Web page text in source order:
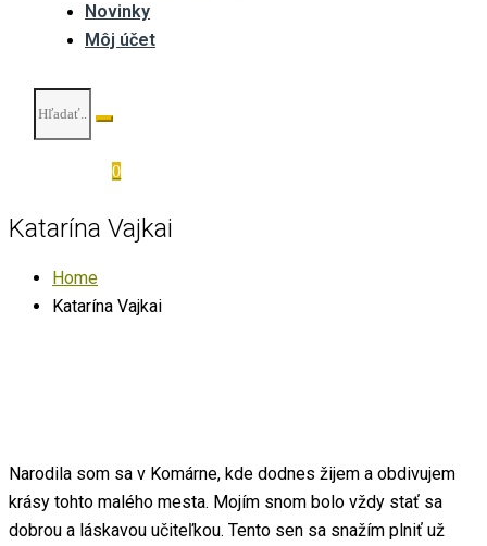
Novinky
Môj účet
0
Katarína Vajkai
Home
Katarína Vajkai
Narodila som sa v Komárne, kde dodnes žijem a obdivujem
krásy tohto malého mesta. Mojím snom bolo vždy stať sa
dobrou a láskavou učiteľkou. Tento sen sa snažím plniť už